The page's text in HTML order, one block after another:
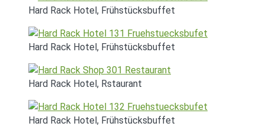
Hard Rack Hotel, Frühstücksbuffet
Hard Rack Hotel, Frühstücksbuffet
Hard Rack Hotel, Rstaurant
Hard Rack Hotel, Frühstücksbuffet